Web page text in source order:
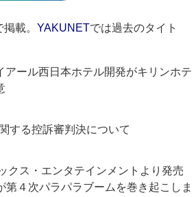
載。 YAKUNETでは過去のタイト
ール西日本ホテル開発がキリンホテ
する控訴審判決について
クス・エンタテインメントより発売
第４次パラパラブームを巻き起こしま